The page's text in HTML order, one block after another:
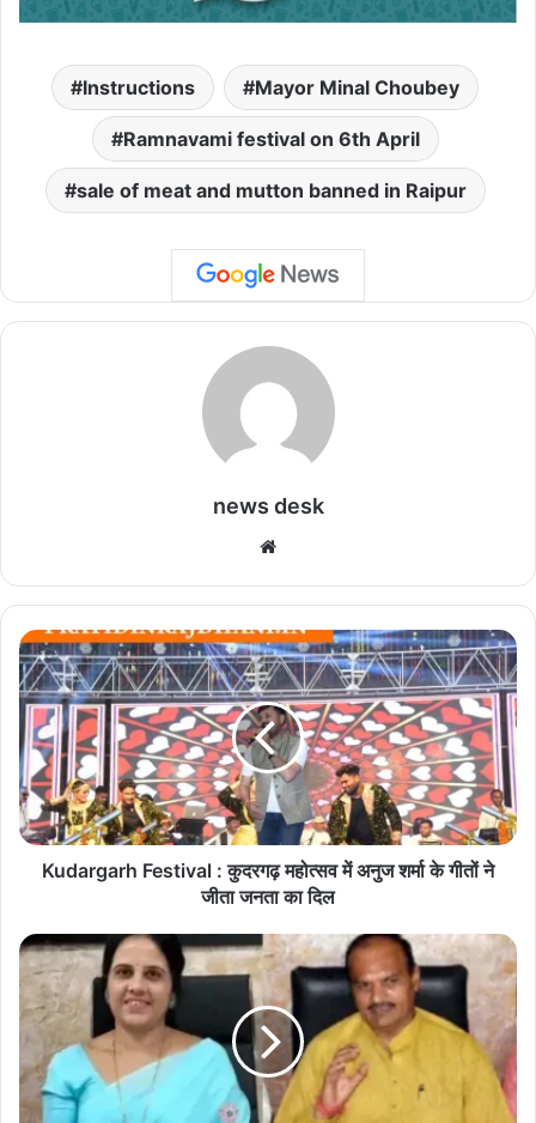
Instructions Mayor Minal Choubey
Ramnavami festival on 6th April
sale of meat and mutton banned in Raipur
news desk
te
K
u
d
a
r
g
a
r
h
t
v
a
:
Kudargarh Festival : कुदरगढ़ महोत्सव में अनुज शर्मा के गीतों ने
जीता जनता का दिल
म
हा
पौ
र
मी
न
ल